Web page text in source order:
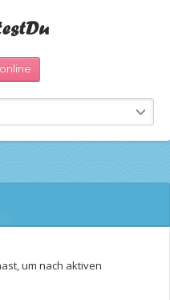
online
um nach aktiven